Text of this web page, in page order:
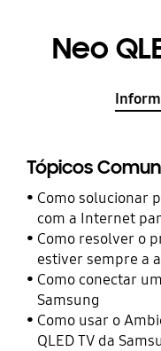
Neo
Tópicos
Como solucionar
com a Internet
Como resolver o
estiver sempre a
Como conectar
Samsung
Como usar o
QLED TV da